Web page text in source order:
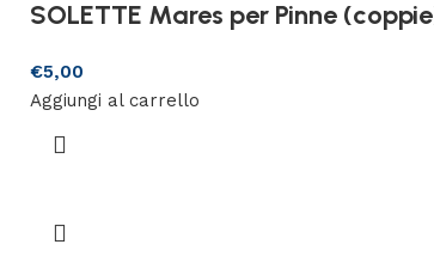
SOLETTE Mares per Pinne
€5,00
Aggiungi al carrello